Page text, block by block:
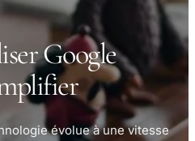
Google
évolue à une vitesse